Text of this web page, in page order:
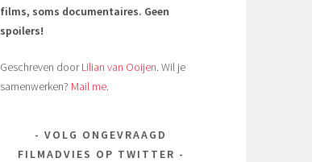
films, soms documentaires. Geen
spoilers!
Geschreven doorLilian van Ooijen. Wil je
samenwerken? Mail me.
VOLG ONGEVRAAGD
FILMADVIES OP TWITTER